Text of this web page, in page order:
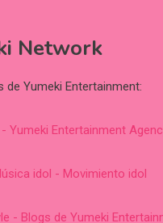
Network
de Yumeki Entertainment:
Yumeki Entertainment
idol - Movimiento idol
- Blogs de Yumeki